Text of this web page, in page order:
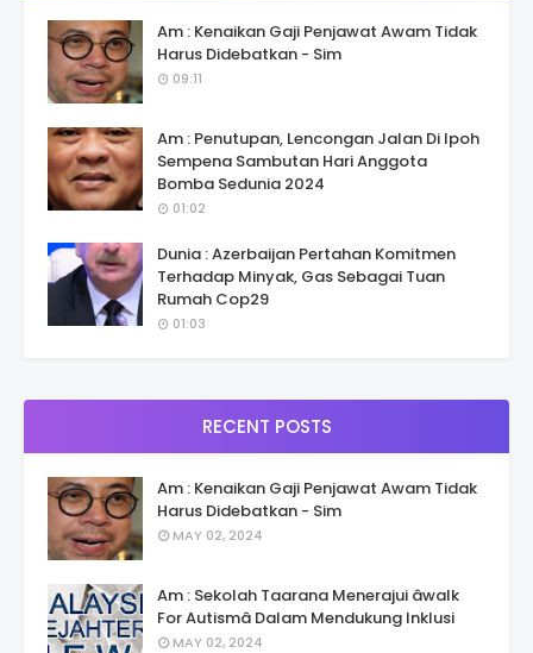
Am : Kenaikan Gaji Penjawat Awam Tidak
Harus Didebatkan - Sim
09:11
Am : Penutupan, Lencongan Jalan Di Ipoh
Sempena Sambutan Hari Anggota
Bomba Sedunia 2024
01:02
Dunia : Azerbaijan Pertahan Komitmen
Terhadap Minyak, Gas Sebagai Tuan
Rumah Cop29
01:03
RECENT POSTS
Am : Kenaikan Gaji Penjawat Awam Tidak
Harus Didebatkan - Sim
MAY 02, 2024
Am : Sekolah Taarana Menerajui âwalk
For Autismâ Dalam Mendukung Inklusi
MAY 02, 2024